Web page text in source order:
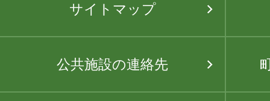
サイトマップ
公共施設の連絡先